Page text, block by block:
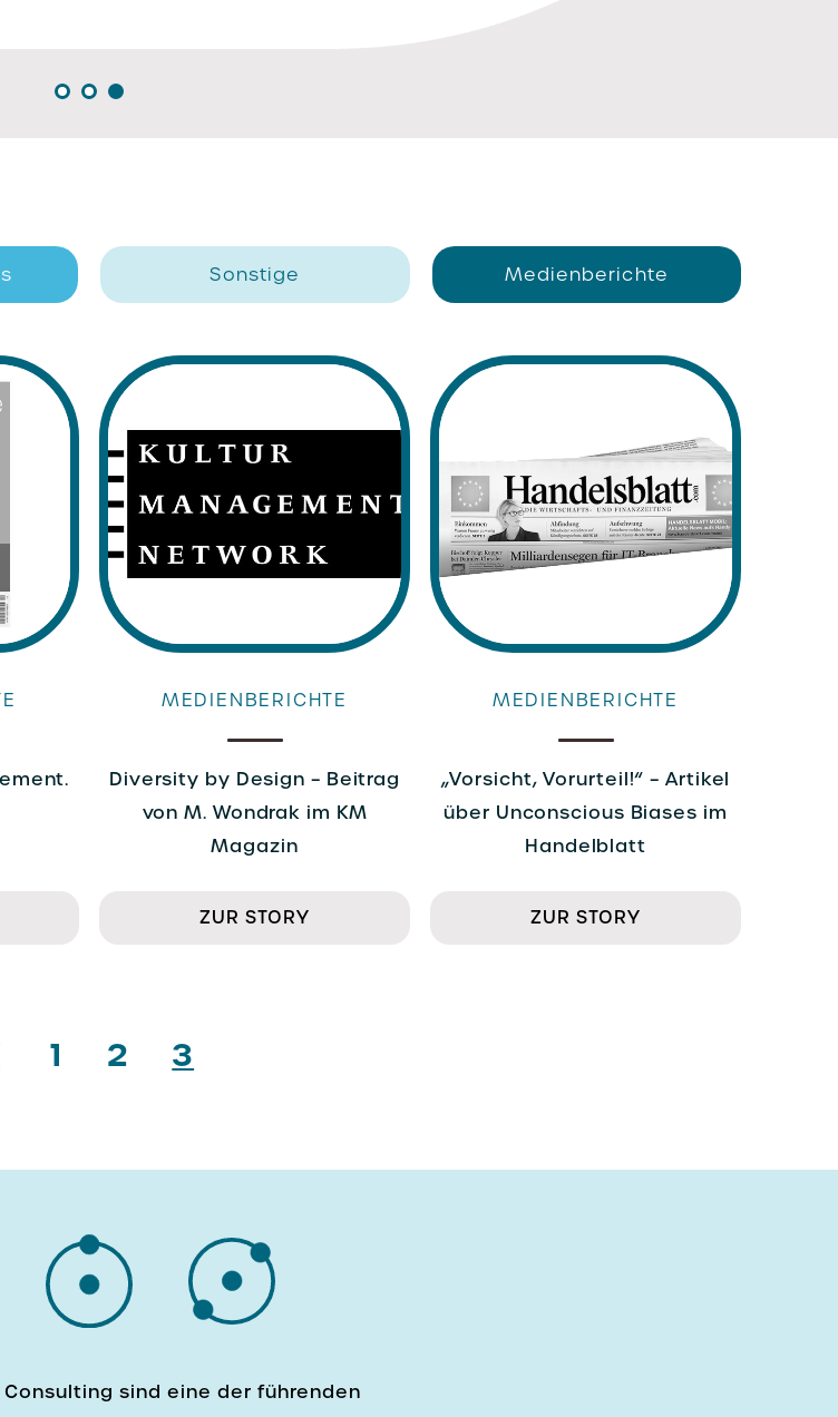
Sonstige Medienberichte
MEDIENBERICHTE
Diversity by Design – Beitrag
von M. Wondrak im KM
Magazin
ZUR STORY
MEDIENBERICHTE
„Vorsicht, Vorurteil!“ – Artikel
über Unconscious Biases im
Handelblatt
ZUR STORY
1 2 3
sind eine der führenden